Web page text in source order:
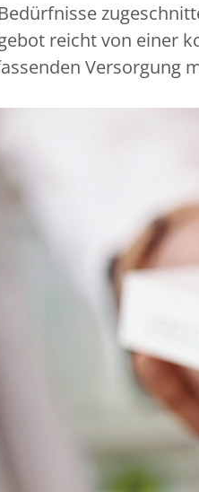
reicht von einer
Versorgung